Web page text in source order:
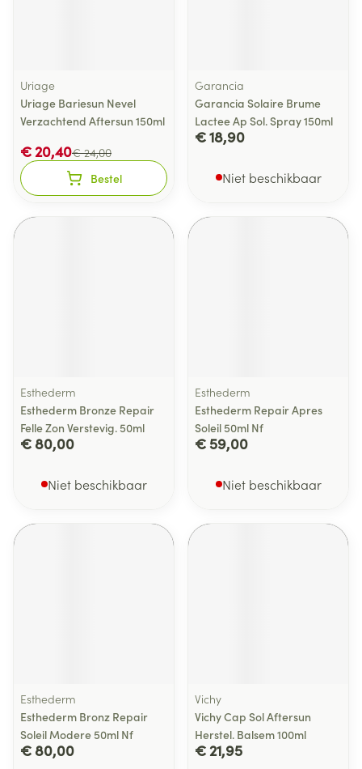
Uriage
Uriage Bariesun Nevel
Verzachtend Aftersun 150ml
€ 24,00
€ 20,40
Bestel
Garancia
Garancia Solaire Brume
Lactee Ap Sol. Spray 150ml
€ 18,90
Niet beschikbaar
Esthederm
Esthederm Bronze Repair
Felle Zon Verstevig. 50ml
€ 80,00
Niet beschikbaar
Esthederm
Esthederm Repair Apres
Soleil 50ml Nf
€ 59,00
Niet beschikbaar
Esthederm
Esthederm Bronz Repair
Soleil Modere 50ml Nf
€ 80,00
Vichy
Vichy Cap Sol Aftersun
Herstel. Balsem 100ml
€ 21,95